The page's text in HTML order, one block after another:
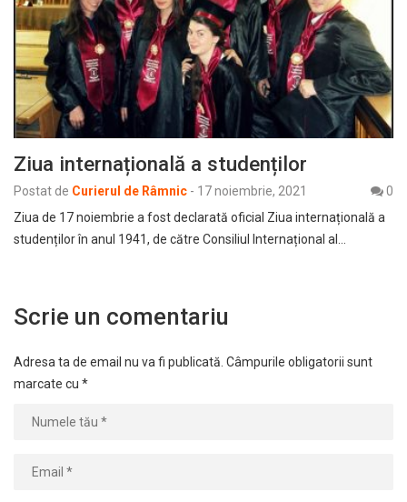
Ziua internațională a studenților
Postat de Curierul de Râmnic - 17 noiembrie, 2021
0
Ziua de 17 noiembrie a fost declarată oficial Ziua internațională a
studenților în anul 1941, de către Consiliul Internațional al…
Scrie un comentariu
Adresa ta de email nu va fi publicată. Câmpurile obligatorii sunt
marcate cu *